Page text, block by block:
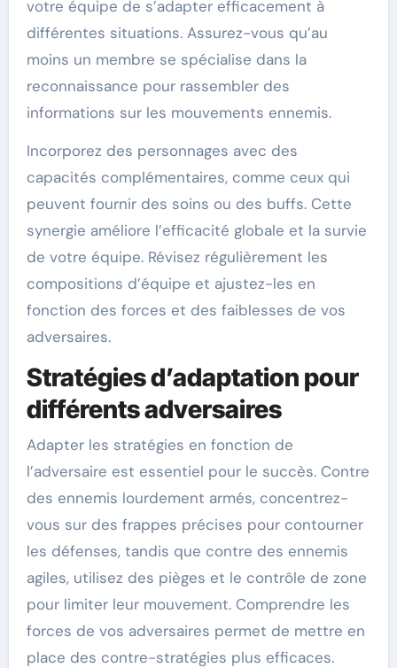
votre équipe de s’adapter efficacement à
différentes situations. Assurez-vous qu’au
moins un membre se spécialise dans la
reconnaissance pour rassembler des
informations sur les mouvements ennemis.
Incorporez des personnages avec des
capacités complémentaires, comme ceux qui
peuvent fournir des soins ou des buffs. Cette
synergie améliore l’efficacité globale et la survie
de votre équipe. Révisez régulièrement les
compositions d’équipe et ajustez-les en
fonction des forces et des faiblesses de vos
adversaires.
Stratégies d’adaptation pour
différents adversaires
Adapter les stratégies en fonction de
l’adversaire est essentiel pour le succès. Contre
des ennemis lourdement armés, concentrez-
vous sur des frappes précises pour contourner
les défenses, tandis que contre des ennemis
agiles, utilisez des pièges et le contrôle de zone
pour limiter leur mouvement. Comprendre les
forces de vos adversaires permet de mettre en
place des contre-stratégies plus efficaces.